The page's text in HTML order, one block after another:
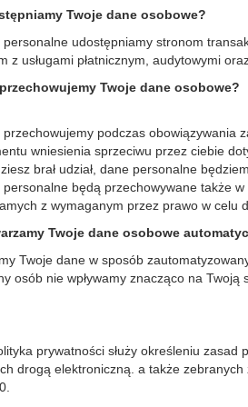
Twoje dane osobowe?
personalne udostępniamy stronom
z usługami płatnicznym, audytowymi
Twoje dane osobowe?
przechowujemy podczas obowiązywania
wniesienia sprzeciwu przez ciebie
brał udział, dane personalne
personalne będą przechowywane także
z wymaganym przez prawo w
Twoje dane osobowe
Twoje dane w sposób
osób nie wpływamy znacząco na
prywatności służy określeniu
drogą elektroniczną. a także